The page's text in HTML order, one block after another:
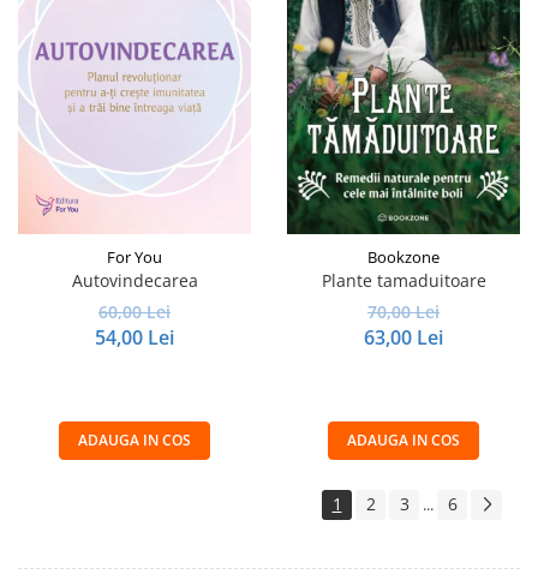
For You
Autovindecarea
60,00 Lei
54,00 Lei
ADAUGA IN COS
Bookzone
Plante tamaduitoare
70,00 Lei
63,00 Lei
ADAUGA IN COS
1 2 3 ... 6